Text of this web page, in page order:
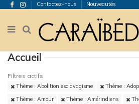
Contactez-nous Nouveautés
Accueil
Filtres actifs
Thème : Abolition esclavagisme Thème :
Thème : Amour
Thème : Amérindiens